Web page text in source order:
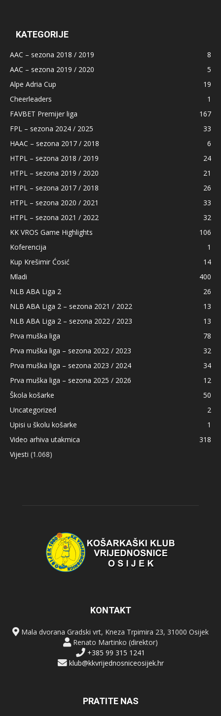
KATEGORIJE
AAC – sezona 2018 / 2019
8
AAC – sezona 2019 / 2020
5
Alpe Adria Cup
19
Cheerleaders
1
FAVBET Premijer liga
167
FPL – sezona 2024 / 2025
33
HAAC – sezona 2017 / 2018
6
HTPL – sezona 2018 / 2019
24
HTPL – sezona 2019 / 2020
21
HTPL – sezona 2017 / 2018
26
HTPL – sezona 2020 / 2021
33
HTPL – sezona 2021 / 2022
32
KK VROS Game Highlights
106
Koferencija
1
Kup Krešimir Ćosić
14
Mladi
400
NLB ABA Liga 2
26
NLB ABA Liga 2 – sezona 2021 / 2022
13
NLB ABA Liga 2 – sezona 2022 / 2023
13
Prva muška liga
78
Prva muška liga – sezona 2022 / 2023
32
Prva muška liga – sezona 2023 / 2024
34
Prva muška liga – sezona 2025 / 2026
12
Škola košarke
50
Uncategorized
2
Upisi u školu košarke
1
Video arhiva utakmica
318
Vijesti (1.068)
KONTAKT
Mala dvorana Gradski vrt, Kneza Trpimira 23, 31000 Osijek
Renato Martinko (direktor)
+385 99 315 1241
klub@kkvrijednosniceosijek.hr
PRATITE NAS